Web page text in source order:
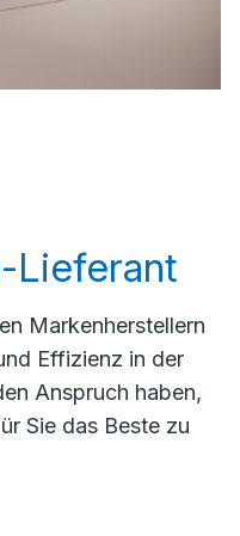
Lieferant
Markenherstellern
Effizienz in der
Anspruch haben,
Sie das Beste zu